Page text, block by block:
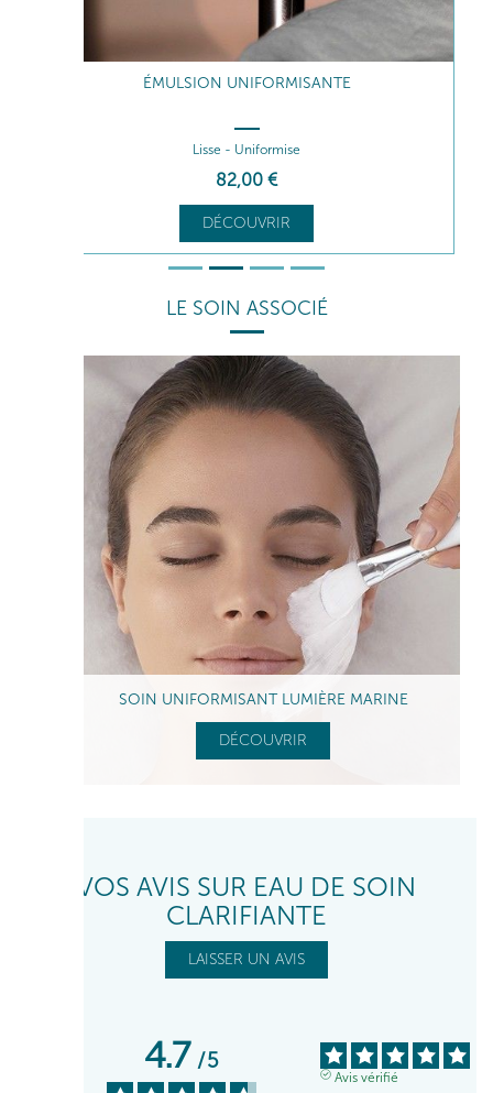
ÉMULSION UNIFORMISANTE
Lisse - Uniformise
82,00 €
DÉCOUVRIR
LE SOIN ASSOCIÉ
SOIN UNIFORMISANT LUMIÈRE MARINE
DÉCOUVRIR
VOS AVIS SUR EAU DE SOIN
CLARIFIANTE
LAISSER UN AVIS
4.7/5
Avis vérifié